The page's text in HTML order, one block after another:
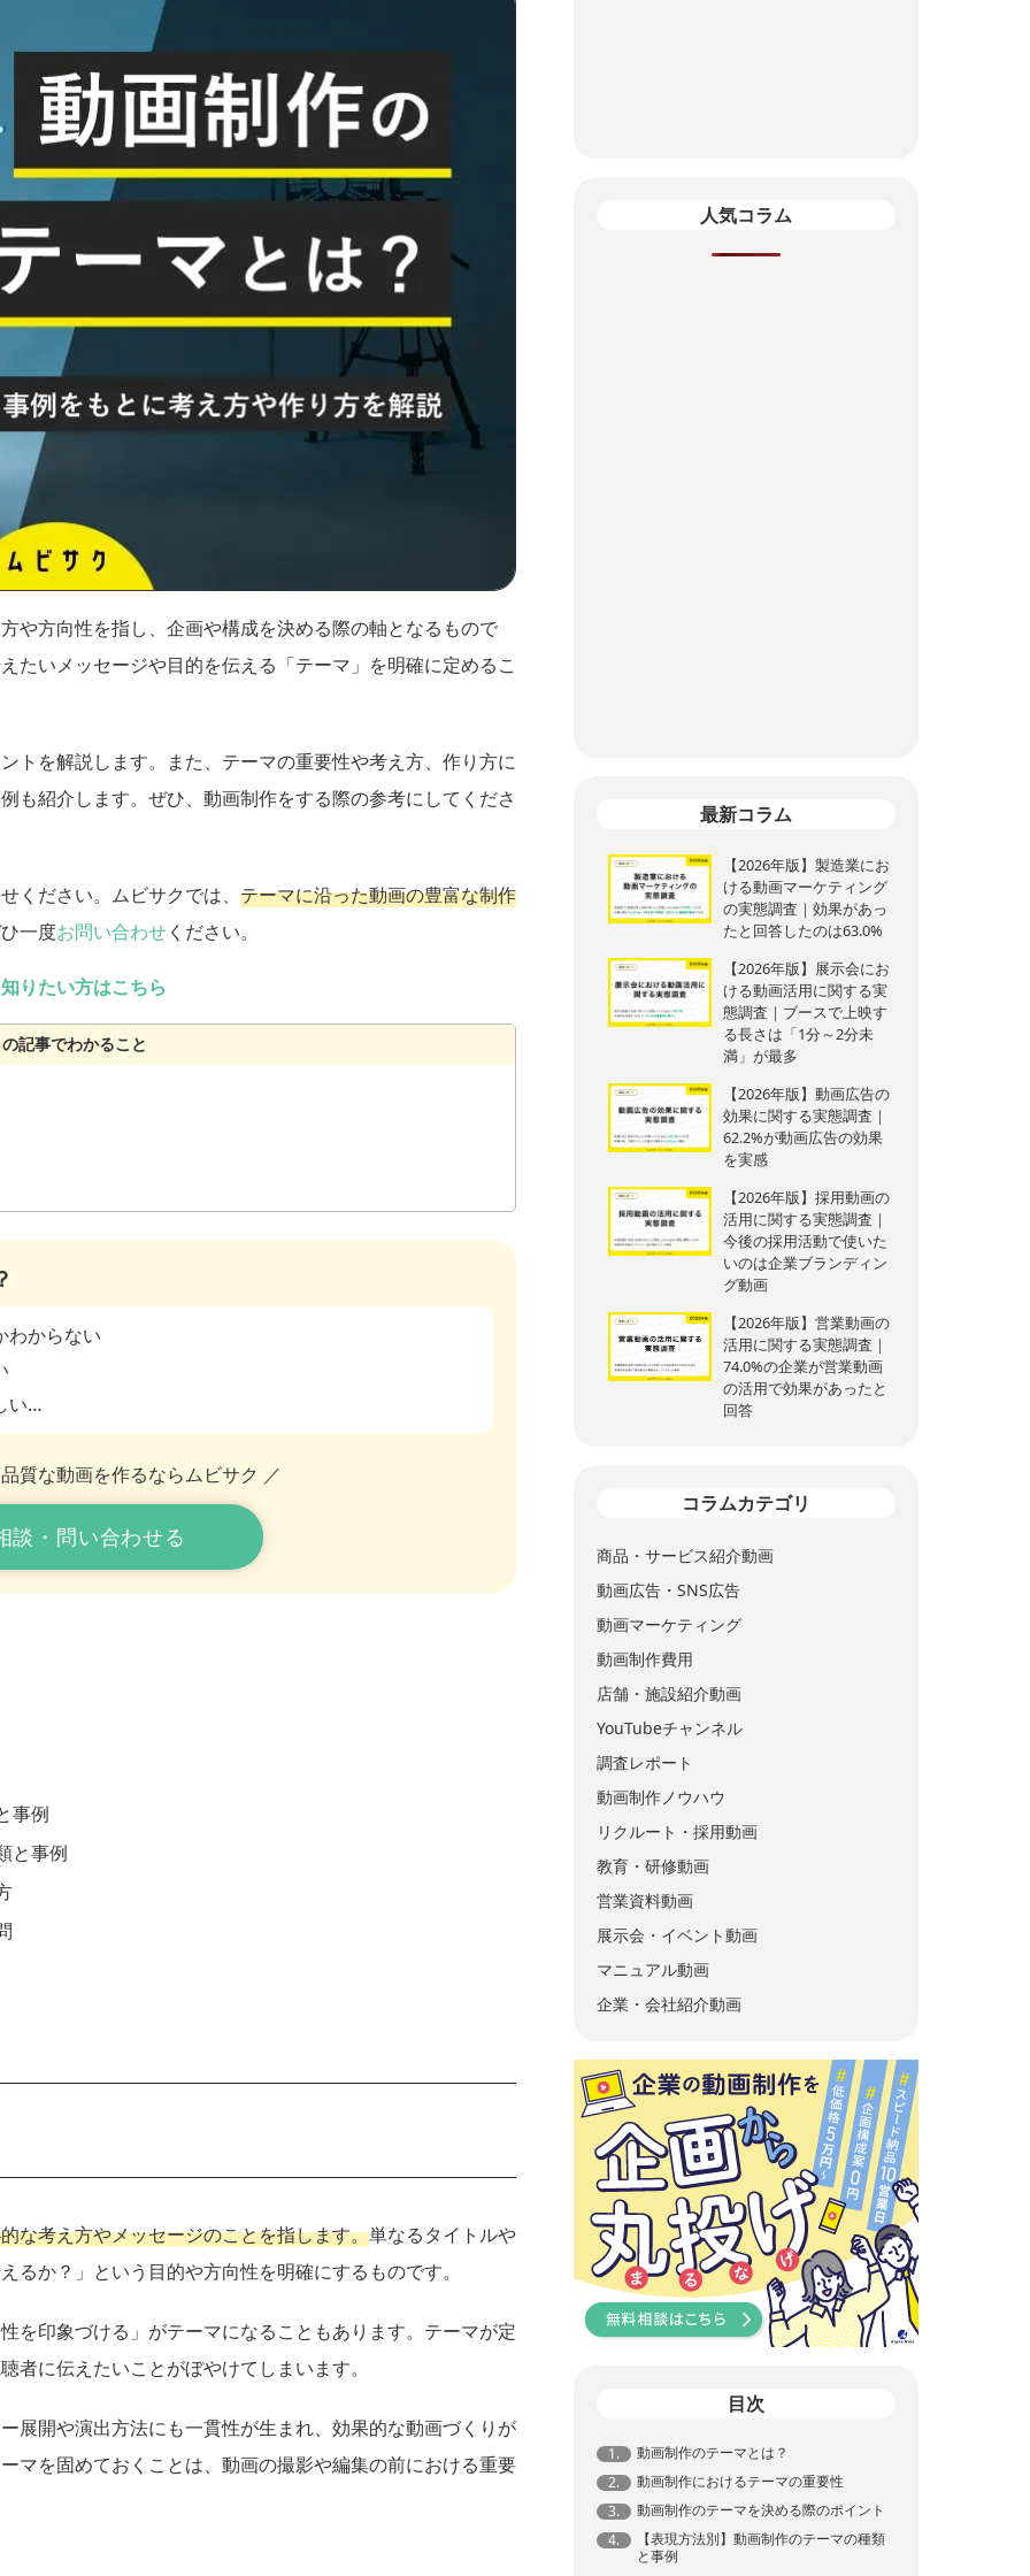
や方向性を指し、企画や構成を決める際の軸となるもので
たいメッセージや目的を伝える「テーマ」を明確に定めるこ
トを解説します。また、テーマの重要性や考え方、作り方に
も紹介します。ぜひ、動画制作をする際の参考にしてくださ
ください。ムビサクでは、 テーマに沿った動画の豊富な制作
一度お問い合わせください。
りたい方はこちら
わからない
い…
質な動画を作るならムビサク ／
談・問い合わせる
事例
と事例
な考え方やメッセージのことを指します。単なるタイトルや
か？」という目的や方向性を明確にするものです。
を印象づける」がテーマになることもあります。テーマが定
者に伝えたいことがぼやけてしまいます。
展開や演出方法にも一貫性が生まれ、効果的な動画づくりが
マを固めておくことは、動画の撮影や編集の前における重要
人気コラム
最新コラム
【2026年版】製造業にお
ける動画マーケティング
の実態調査｜効果があっ
たと回答したのは63.0%
【2026年版】展示会にお
ける動画活用に関する実
態調査｜ブースで上映す
る長さは「1分～2分未
満」が最多
【2026年版】動画広告の
効果に関する実態調査｜
62.2%が動画広告の効果
を実感
【2026年版】採用動画の
活用に関する実態調査｜
今後の採用活動で使いた
いのは企業ブランディン
グ動画
【2026年版】営業動画の
活用に関する実態調査｜
74.0%の企業が営業動画
の活用で効果があったと
回答
コラムカテゴリ
商品・サービス紹介動画
動画広告・SNS広告
動画マーケティング
動画制作費用
店舗・施設紹介動画
YouTubeチャンネル
調査レポート
動画制作ノウハウ
リクルート・採用動画
教育・研修動画
営業資料動画
展示会・イベント動画
マニュアル動画
企業・会社紹介動画
目次
1.
動画制作のテーマとは？
2.
動画制作におけるテーマの重要性
3.
動画制作のテーマを決める際のポイント
4.
【表現方法別】動画制作のテーマの種類
と事例